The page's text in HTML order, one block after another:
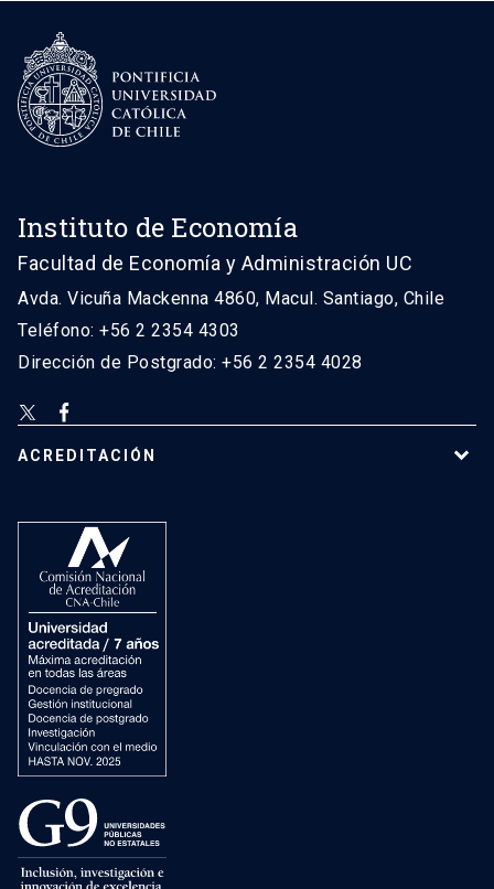
Instituto de Economía
Facultad de Economía y Administración UC
Avda. Vicuña Mackenna 4860, Macul. Santiago, Chile
Teléfono: +56 2 2354 4303
Dirección de Postgrado: +56 2 2354 4028
ACREDITACIÓN